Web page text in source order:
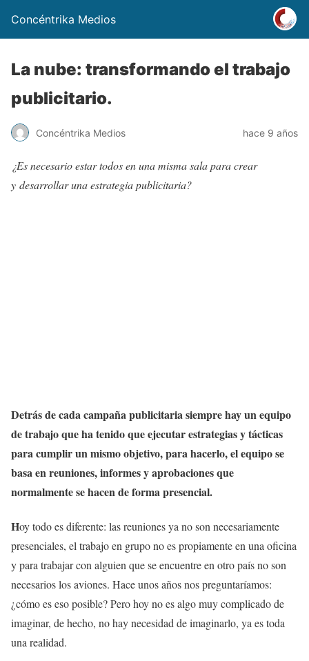
Concéntrika Medios
La nube: transformando el trabajo
publicitario.
Concéntrika Medios hace 9 años
¿Es necesario estar todos en una misma sala para crear
y desarrollar una estrategia publicitaria?
Detrás de cada campaña publicitaria siempre hay un equipo
de trabajo que ha tenido que ejecutar estrategias y tácticas
para cumplir un mismo objetivo, para hacerlo, el equipo se
basa en reuniones, informes y aprobaciones que
normalmente se hacen de forma presencial.
Hoy todo es diferente: las reuniones ya no son necesariamente
presenciales, el trabajo en grupo no es propiamente en una oficina
y para trabajar con alguien que se encuentre en otro país no son
necesarios los aviones. Hace unos años nos preguntaríamos:
¿cómo es eso posible? Pero hoy no es algo muy complicado de
imaginar, de hecho, no hay necesidad de imaginarlo, ya es toda
una realidad.